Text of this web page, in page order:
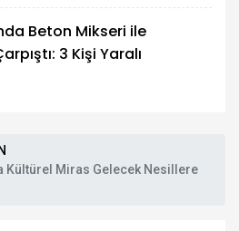
Beton Mikseri ile
3 Kişi Yaralı
Kültürel Miras Gelecek Nesillere